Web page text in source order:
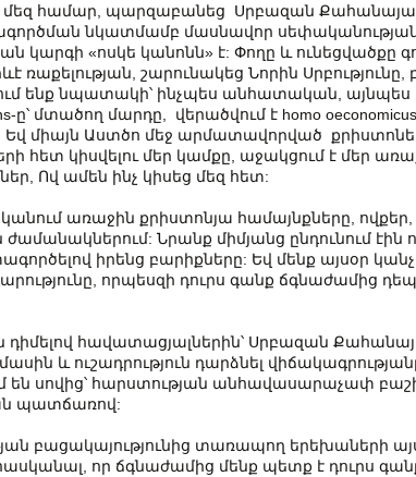
մեզ համար, պարզաբանեց Սրբազան
նկատմամբ մասնավոր
կարգի «ոսկե կանոնն» է: Փողը և ունեցվածքը
ռաքելության, շարունակեց Նորին Սրբությունը,
ենք նպատակի՝ ինչպես անհատական,
ը՝ մտածող մարդը, վերածվում է homo
միայն Աստծո մեջ արմատավորված
հետ կիսվելու մեր կամքը, աջակցում է մեր
Ով ամեն ինչ կիսեց մեզ հետ:
առաջին քրիստոնյա համայնքները, ովքեր,
Նրանք միմյանց ընդունում էին
իրենց բարիքները: Եվ մենք այսօր
որպեսզի դուրս գանք ճգնաժամից
հավատացյալներին՝ Սրբազան
և ուշադրություն դարձնել
են սովից՝ հարստության անհավասարաչափ
պատճառով:
բացակայությունից տառապող երեխաների
որ ճգնաժամից մենք պետք է դուրս